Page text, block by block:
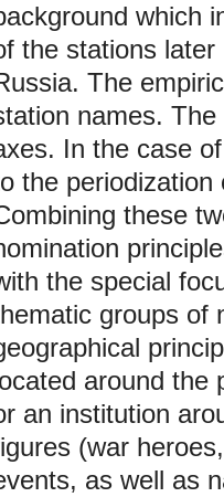
which
the stations
The
names.
In the case
the periodization
these
the special
groups of
around the
an institution
(war
as well as